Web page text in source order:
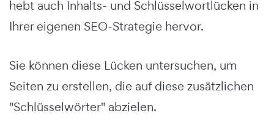
hebt auch Inhalts- und Schlüsselwortlücken in
Ihrer eigenen SEO-Strategie hervor.
Sie können diese Lücken untersuchen, um
Seiten zu erstellen, die auf diese zusätzlichen
"Schlüsselwörter" abzielen.